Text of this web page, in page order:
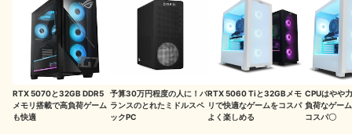
RTX 5070と32GB DDR5
メモリ搭載で高負荷ゲーム
も快適
予算30万円程度の人に！バ
ランスのとれたミドルスペ
ックPC
RTX 5060 Tiと32GBメモ
リで快適なゲームをコスパ
よく楽しめる
CPUはやや
負荷なゲー
コスパ〇